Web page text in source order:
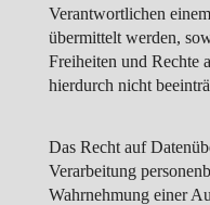
Verantwortlichen
übermittelt werden,
Freiheiten und Rechte
hierdurch nicht
Das Recht auf
Verarbeitung
Wahrnehmung einer